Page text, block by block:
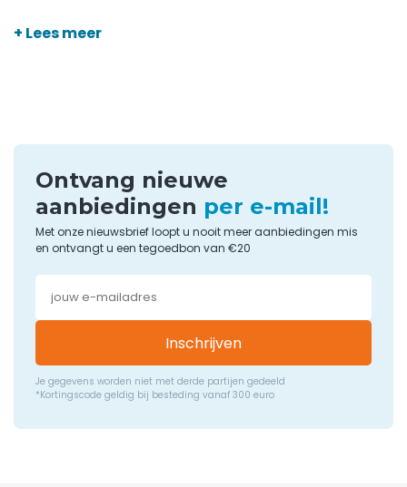
producten een betrouwbare keuze voor elke
+ Lees meer
Ontvang nieuwe
aanbiedingen per e-mail!
Met onze nieuwsbrief loopt u nooit meer aanbiedingen mis
en ontvangt u een tegoedbon van €20
Inschrijven
Je gegevens worden niet met derde partijen gedeeld
*Kortingscode geldig bij besteding vanaf 300 euro